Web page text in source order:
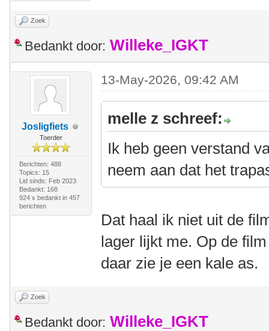
Zoek
Bedankt door: Willeke_IGKT
Josligfiets
Toerder
Berichten: 488
Topics: 15
Lid sinds: Feb 2023
Bedankt: 168
924 x bedankt in 457
berichten
13-May-2026, 09:42 AM
melle z schreef:
Ik heb geen verstand
neem aan dat het
Dat haal ik niet uit de
lager lijkt me. Op de
daar zie je een kale as.
Zoek
Bedankt door: Willeke_IGKT